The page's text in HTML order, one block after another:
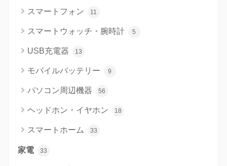
スマートフォン 11
スマートウォッチ・腕時計 5
USB充電器 13
モバイルバッテリー 9
パソコン周辺機器 56
ヘッドホン・イヤホン 18
スマートホーム 33
家電 33